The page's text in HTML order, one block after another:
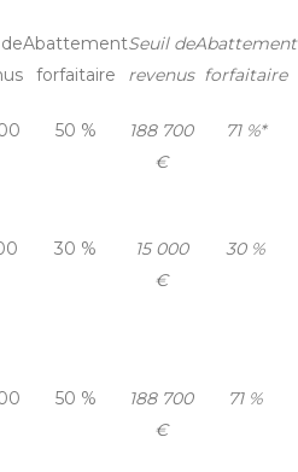
Abattement
forfaitaire
Seuil de
revenus
Abattement
forfaitaire
50 %
188 700
€
71 %*
30 %
15 000
€
30 %
50 %
188 700
€
71 %